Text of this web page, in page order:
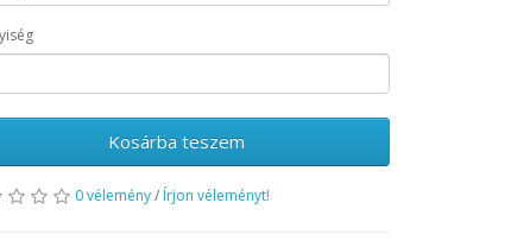
Kosárba teszem
0 vélemény/ Írjon véleményt!